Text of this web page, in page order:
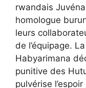
rwandais
homologue
leurs
de l’équipage.
Habyarimana
punitive des
pulvérise